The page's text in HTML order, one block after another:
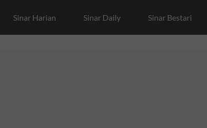
Sinar Harian Sinar Daily Sinar Bestari